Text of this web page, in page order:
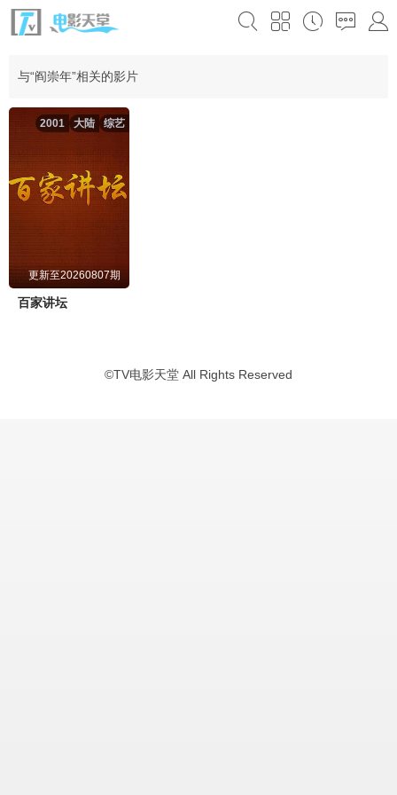
与“阎崇年”相关的影片
综艺
大陆
2001
更新至20260807期
百家讲坛
©TV电影天堂 All Rights Reserved